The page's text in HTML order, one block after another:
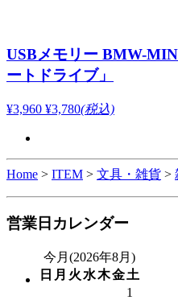
USBメモリー BMW-
ートドライブ」
¥3,960 ¥3,780(税込)
Home > ITEM > 文具・雑貨 >
営業日カレンダー
今月(2026年8月)
日 月 火 水木金土
1